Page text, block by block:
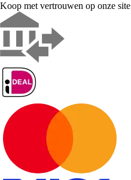
Koop met vertrouwen op onze site